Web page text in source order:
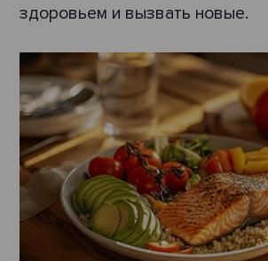
здоровьем и вызвать новые.